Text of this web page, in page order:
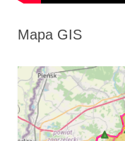
Mapa GIS